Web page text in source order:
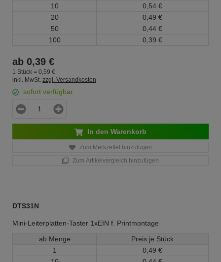
10 0, 54 €
20
0, 49 €
50
0, 44 €
100
0, 39 €
ab 0,39 €
1 Stück = 0, 59 €
inkl. MwSt. zzgl. Versandkosten
sofort verfügbar
In den Warenkorb
Zum Merkzettel hinzufügen
Zum Artikelvergleich hinzufügen
DTS31N
Mini-Leiterplatten-Taster 1xEIN f. Printmontage
ab Menge
Preis je Stück
1
0, 49 €